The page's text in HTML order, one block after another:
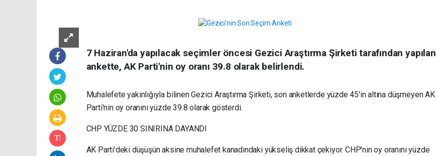
7 Haziran'da yapılacak seçimler öncesi Gezici Araştırma Şirketi tarafından yapılan
ankette, AK Parti'nin oy oranı 39.8 olarak belirlendi.
Muhalefete yakınlığıyla bilinen Gezici Araştırma Şirketi, son anketlerde yüzde 45'in altına düşmeyen AK
Parti'nin oy oranını yüzde 39.8 olarak gösterdi.
CHP YÜZDE 30 SINIRINA DAYANDI
AK Parti'deki düşüşün aksine muhalefet kanadındaki yükseliş dikkat çekiyor. CHP'nin oy oranını yüzde